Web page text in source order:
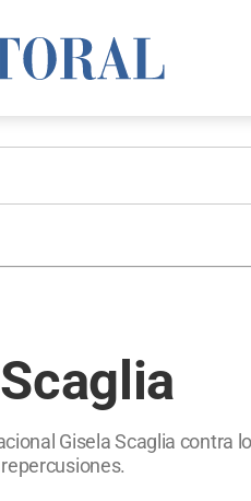
Gisela Scaglia contra